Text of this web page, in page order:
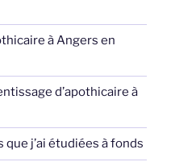
à Angers en
d’apothicaire à
que j’ai étudiées à fonds